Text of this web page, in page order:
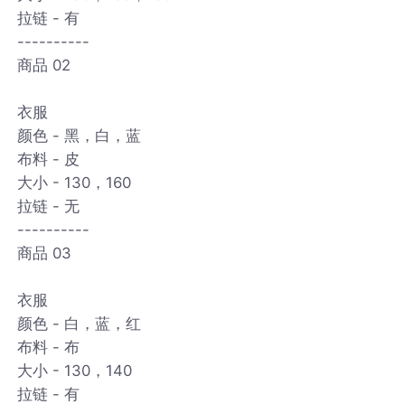
拉链 - 有
----------
商品 02
衣服
颜色 - 黑，白，蓝
布料 - 皮
大小 - 130，160
拉链 - 无
----------
商品 03
衣服
颜色 - 白，蓝，红
布料 - 布
大小 - 130，140
拉链 - 有